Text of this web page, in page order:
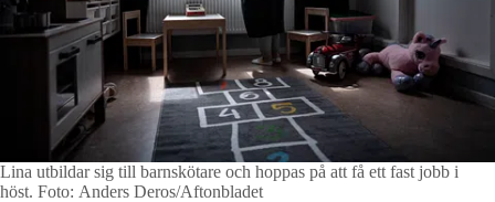
Lina utbildar sig till barnskötare och hoppas på att få ett fast jobb i
höst. Foto: Anders Deros/Aftonbladet